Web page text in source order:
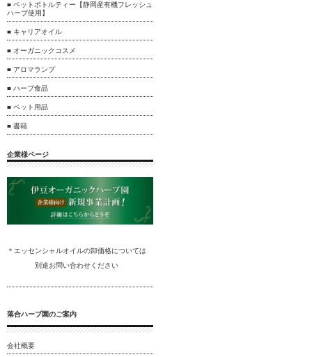
■ ペットボトルティー【静岡産有機フレッシュ
ハーブ使用】
■ キャリアオイル
■ オーガニックコスメ
■ アロマランプ
■ ハーブ食品
■ ペット用品
■ 書籍
企業様ページ
＊エッセンシャルオイルの卸価格については
別途お問い合わせください
落合ハーブ園のご案内
会社概要